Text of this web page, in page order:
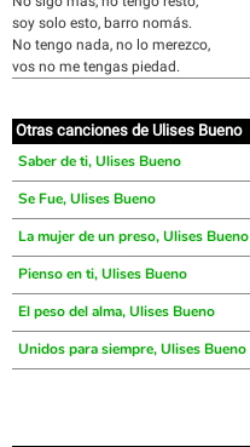
soy solo esto, barro nomás.
No tengo nada, no lo merezco,
vos no me tengas piedad.
Otras canciones de Ulises Bueno
Saber de ti, Ulises Bueno
Se Fue, Ulises Bueno
La mujer de un preso, Ulises Bueno
Pienso en ti, Ulises Bueno
El peso del alma, Ulises Bueno
Unidos para siempre, Ulises Bueno